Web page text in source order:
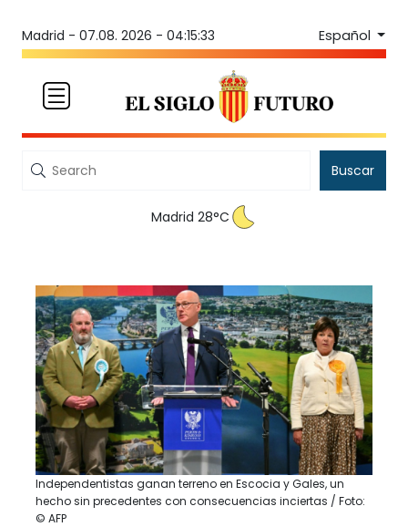
Madrid - 07.08. 2026 - 04:15:33 Español
Buscar
Madrid 28°C
Independentistas ganan terreno en Escocia y Gales, un
hecho sin precedentes con consecuencias inciertas / Foto:
© AFP